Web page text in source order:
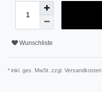
Wunschliste
* inkl. ges. MwSt. zzgl. Versandkosten